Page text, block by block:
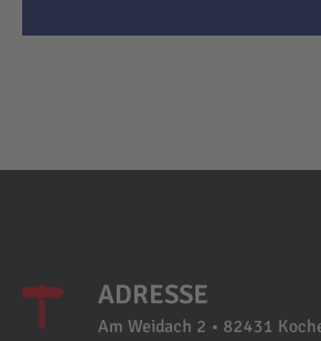
ADRESSE
Am Weidach 2 • 82431